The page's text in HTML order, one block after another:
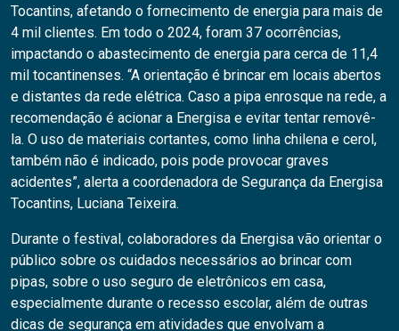
Tocantins, afetando o fornecimento de energia para mais de
4 mil clientes. Em todo o 2024, foram 37 ocorrências,
impactando o abastecimento de energia para cerca de 11,4
mil tocantinenses. “A orientação é brincar em locais abertos
e distantes da rede elétrica. Caso a pipa enrosque na rede, a
recomendação é acionar a Energisa e evitar tentar removê-
la. O uso de materiais cortantes, como linha chilena e cerol,
também não é indicado, pois pode provocar graves
acidentes”, alerta a coordenadora de Segurança da Energisa
Tocantins, Luciana Teixeira.
Durante o festival, colaboradores da Energisa vão orientar o
público sobre os cuidados necessários ao brincar com
pipas, sobre o uso seguro de eletrônicos em casa,
especialmente durante o recesso escolar, além de outras
dicas de segurança em atividades que envolvam a